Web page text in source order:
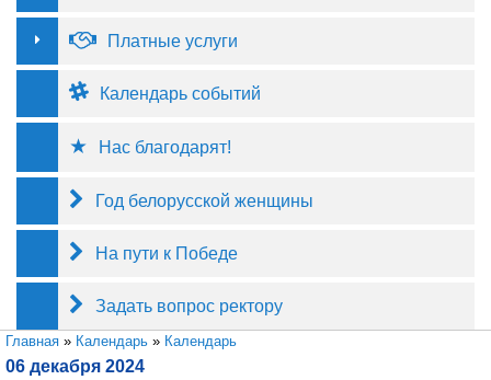
Платные услуги
Календарь событий
Нас благодарят!
Год белорусской женщины
На пути к Победе
Задать вопрос ректору
Вы здесь
Главная » Календарь » Календарь
06 декабря 2024